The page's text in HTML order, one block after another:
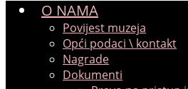
O NAMA
Povijest muzeja
Opći podaci \ kontakt
Nagrade
Dokumenti